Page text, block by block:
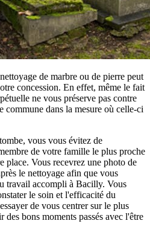
de marbre ou de pierre peut
concession. En effet, même le fait
ne vous préserve pas contre
commune dans la mesure où celle-ci
vous vous évitez de
de votre famille le plus proche
place. Vous recevrez une photo de
le nettoyage afin que vous
travail accompli à Bacilly. Vous
le soin et l'efficacité du
de vous centrer sur le plus
bons moments passés avec l'être